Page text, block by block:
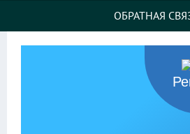
ОБРАТНАЯ